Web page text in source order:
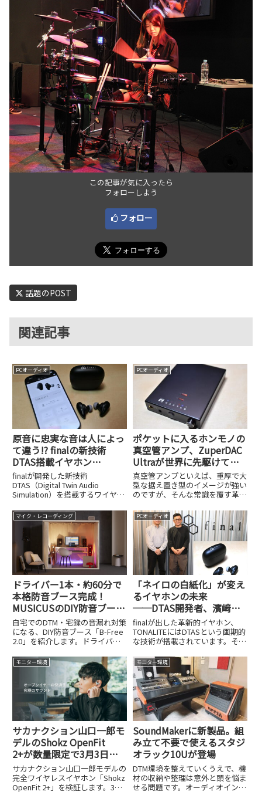
この記事が気に入ったら
フォローしよう
フォロー
話題のPOST
関連記事
PCオーディオ
原音に忠実な音は人によっ
て違う!? finalの新技術
DTAS搭載イヤホン
「TONALITE」を試した
finalが開発した新技術
DTAS（Digital Twin Audio
Simulation）を搭載するワイヤレ
に試してレビュー。顔や耳をスキ
ャンして個人の聴こえ方に最適化
する「ネイロの白紙化」の仕組み
や、音楽制作での意義を詳しく解
説します。
PCオーディオ
ポケットに入るホンモノの
真空管アンプ、ZuperDAC
Ultraが世界に先駆けて日
本でのクラファン実施中
真空管アンプといえば、重厚で大
型な据え置き型のイメージが強い
のですが、そんな常識を覆す革新
拠点に活動する世界的オーディオ
ブランド、Zorloo（ゾルー）
が、日本のクラウドファンディン
グサイト、kibidango...
マイク・レコーディング
ドライバー1本・約60分で
本格防音ブース完成！
MUSICUSのDIY防音ブー
ス、B-Free 2.0がクラファ
ン実施中
自宅でのDTM・宅録の音漏れ対策
になる、DIY防音ブース「B-Free
2.0」を紹介します。ドライバー1
軽さを解説します。クラウドファ
ンディングは2026年5月19日に終
PCオーディオ
「ネイロの白紙化」が変え
るイヤホンの未来
──DTAS開発者、濱﨑公
男さんインタビュー
finalが出した革新的イヤホン、
TONALITEにはDTASという画期的
な技術が搭載されています。その
的にも著名な日本のプロオーディ
オ業界の中心人物、濱﨑公男さん
にインタビューしました
モニター環境
サカナクション山口一郎モ
デルのShokz OpenFit
2+が数量限定で3月3日に
発売。DTMのモニター用途
にも使えるオープンイヤー
型を検証してみた
サカナクション山口一郎モデルの
完全ワイヤレスイヤホン「Shokz
OpenFit 2+」を検証します。3月3
モニター環境
SoundMakerに新製品。組
み立て不要で使えるスタジ
オラック10Uが登場
DTM環境を整えていくうえで、機
材の収納や整理は意外と頭を悩ま
せる問題です。オーディオインタ